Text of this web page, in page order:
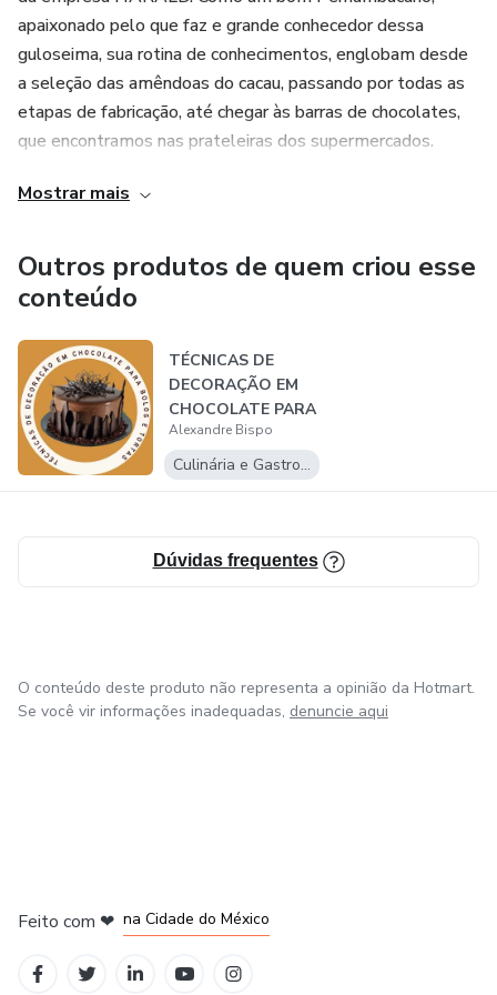
apaixonado pelo que faz e grande conhecedor dessa
guloseima, sua rotina de conhecimentos, englobam desde
a seleção das amêndoas do cacau, passando por todas as
etapas de fabricação, até chegar às barras de chocolates,
que encontramos nas prateleiras dos supermercados.
Nas horas vagas, dedica-se a congressos nacionais e
paixões: criar esculturas em chocolate e realizar aulas de
culinárias.
Mostrar mais
Outros produtos de quem criou esse
conteúdo
TÉCNICAS DE
DECORAÇÃO EM
CHOCOLATE PARA
TORTAS E BOLOS
Alexandre Bispo
Culinária e Gastronomia
Dúvidas frequentes
O conteúdo deste produto não representa a opinião da Hotmart.
Se você vir informações inadequadas, denuncie aqui
Feito com ❤ na Cidade do México